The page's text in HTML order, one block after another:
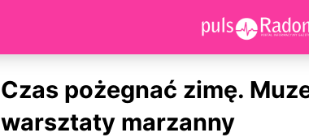
Czas pożegnać zimę.
warsztaty marzanny